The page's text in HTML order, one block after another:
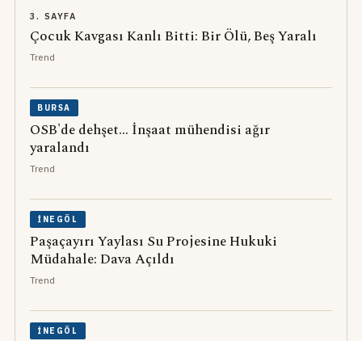
3. SAYFA
Çocuk Kavgası Kanlı Bitti: Bir Ölü, Beş Yaralı
Trend
BURSA
OSB'de dehşet... İnşaat mühendisi ağır
yaralandı
Trend
İNEGÖL
Paşaçayırı Yaylası Su Projesine Hukuki
Müdahale: Dava Açıldı
Trend
İNEGÖL